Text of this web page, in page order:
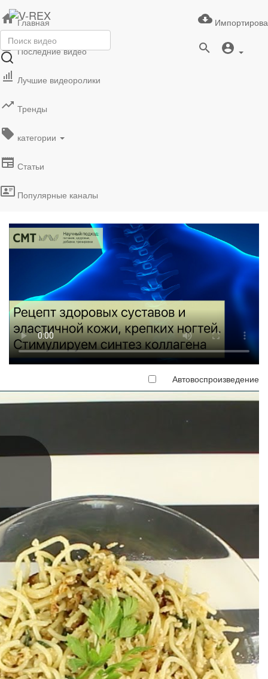
Главная
Последние видео
Лучшие видеоролики
Тренды
категории
Статьи
Популярные каналы
Автовоспроизведение